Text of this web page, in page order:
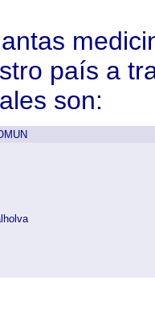
país a
son: